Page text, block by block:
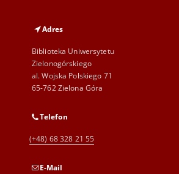
Adres
Biblioteka Uniwersytetu
Zielonogórskiego
al. Wojska Polskiego 71
65-762 Zielona Góra
Telefon
(+48) 68 328 21 55
E-Mail